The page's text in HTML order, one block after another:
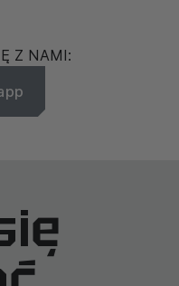
Z NAMI: